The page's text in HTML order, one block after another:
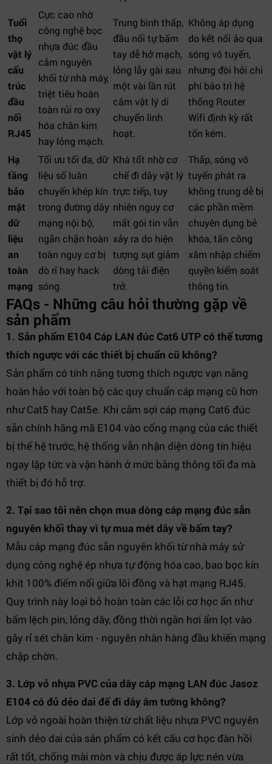
Tuổi
thọ
vật lý
cấu
trúc
đầu
nối
RJ45
Cực cao nhờ
công nghệ bọc
nhựa đúc đầu
cắm nguyên
khối từ nhà máy,
triệt tiêu hoàn
toàn rủi ro oxy
hóa chân kim
hay lỏng mạch.
Trung bình thấp,
đầu nối tự bấm
tay dễ hở mạch,
lỏng lẫy gài sau
một vài lần rút
cắm vật lý di
chuyển linh
hoạt.
Không áp dụng
do kết nối ảo qua
sóng vô tuyến,
nhưng đòi hỏi chi
phí bảo trì hệ
thống Router
Wifi định kỳ rất
tốn kém.
Hạ
tầng
bảo
mật
dữ
liệu
an
toàn
mạng
Tối ưu tối đa, dữ
liệu số luân
chuyển khép kín
trong đường dây
mạng nội bộ,
ngăn chặn hoàn
toàn nguy cơ bị
dò rỉ hay hack
sóng.
Khá tốt nhờ cơ
chế đi dây vật lý
trực tiếp, tuy
nhiên nguy cơ
mất gói tin vẫn
xảy ra do hiện
tượng sụt giảm
dòng tải điện
trở.
Thấp, sóng vô
tuyến phát ra
không trung dễ bị
các phần mềm
chuyên dụng bẻ
khóa, tấn công
xâm nhập chiếm
quyền kiểm soát
thông tin.
FAQs - Những câu hỏi thường gặp về
sản phẩm
1. Sản phẩm E104 Cáp LAN đúc Cat6 UTP có thể tương
thích ngược với các thiết bị chuẩn cũ không?
Sản phẩm có tính năng tương thích ngược vạn năng
hoàn hảo với toàn bộ các quy chuẩn cáp mạng cũ hơn
như Cat5 hay Cat5e. Khi cắm sợi cáp mạng Cat6 đúc
sẵn chính hãng mã E104 vào cổng mạng của các thiết
bị thế hệ trước, hệ thống vẫn nhận diện dòng tín hiệu
ngay lập tức và vận hành ở mức băng thông tối đa mà
thiết bị đó hỗ trợ.
2. Tại sao tôi nên chọn mua dòng cáp mạng đúc sẵn
nguyên khối thay vì tự mua mét dây về bấm tay?
Mẫu cáp mạng đúc sẵn nguyên khối từ nhà máy sử
dụng công nghệ ép nhựa tự động hóa cao, bao bọc kín
khít 100% điểm nối giữa lõi đồng và hạt mạng RJ45.
Quy trình này loại bỏ hoàn toàn các lỗi cơ học ẩn như
bấm lệch pin, lỏng dây, đồng thời ngăn hơi ẩm lọt vào
gây rỉ sét chân kim - nguyên nhân hàng đầu khiến mạng
chập chờn.
3. Lớp vỏ nhựa PVC của dây cáp mạng LAN đúc Jasoz
E104 có đủ dẻo dai để đi dây âm tường không?
Lớp vỏ ngoài hoàn thiện từ chất liệu nhựa PVC nguyên
sinh dẻo dai của sản phẩm có kết cấu cơ học đàn hồi
rất tốt, chống mài mòn và chịu được áp lực nén vừa